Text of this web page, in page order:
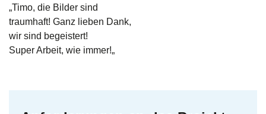
„Timo, die Bilder sind
traumhaft! Ganz lieben Dank,
wir sind begeistert!
Super Arbeit, wie immer!„